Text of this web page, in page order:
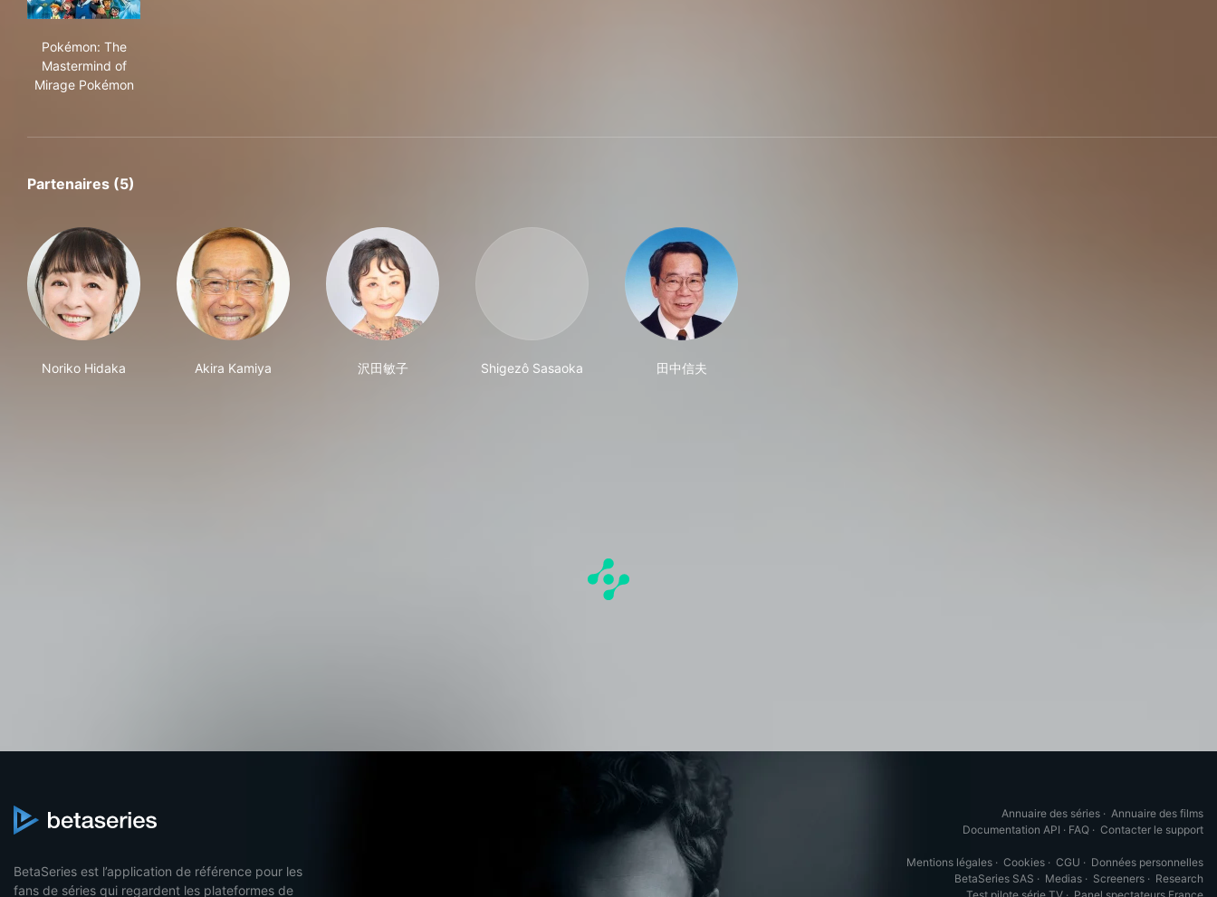
Pokémon: The
Mastermind of
Mirage Pokémon
Partenaires (5)
Noriko Hidaka Akira Kamiya 沢田敏子 Shigezô Sasaoka 田中信夫
BetaSeries est l’application de référence pour les
fans de séries qui regardent les plateformes de
Annuaire des séries · Annuaire des films
Documentation API · FAQ · Contacter le support
Mentions légales · Cookies · CGU · Données personnelles
BetaSeries SAS · Medias · Screeners · Research